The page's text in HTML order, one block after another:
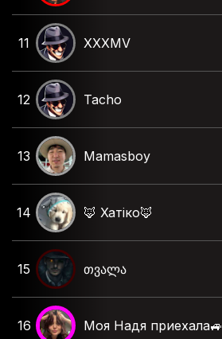
11 XXXMV
12 Tacho
13 Mamasboy
14 🦊 Хатіко🦊
15 თვალა
16 Моя Надя приехала🚙